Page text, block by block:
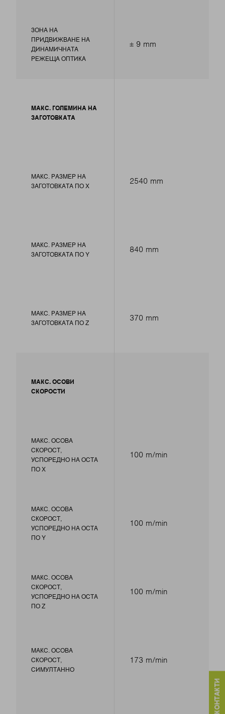
ЗОНА НА
ПРИДВИЖВАНЕ НА
ДИНАМИЧНАТА
РЕЖЕЩА ОПТИКА
МАКС. ГОЛЕМИНА НА
ЗАГОТОВКАТА
МАКС. РАЗМЕР НА
ЗАГОТОВКАТА ПО Х
МАКС. РАЗМЕР НА
ЗАГОТОВКАТА ПО Y
МАКС. РАЗМЕР НА
ЗАГОТОВКАТА ПО Z
МАКС. ОСОВИ
СКОРОСТИ
МАКС. ОСОВА
СКОРОСТ,
УСПОРЕДНО НА ОСТА
ПО Х
МАКС. ОСОВА
СКОРОСТ,
УСПОРЕДНО НА ОСТА
ПО Y
МАКС. ОСОВА
СКОРОСТ,
УСПОРЕДНО НА ОСТА
ПО Z
МАКС. ОСОВА
СКОРОСТ,
СИМУЛТАННО
± 9 mm
2540 mm
840 mm
370 mm
100 m/min
100 m/min
100 m/min
173 m/min